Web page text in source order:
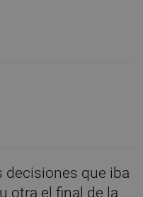
decisiones que iba
otra el final de la